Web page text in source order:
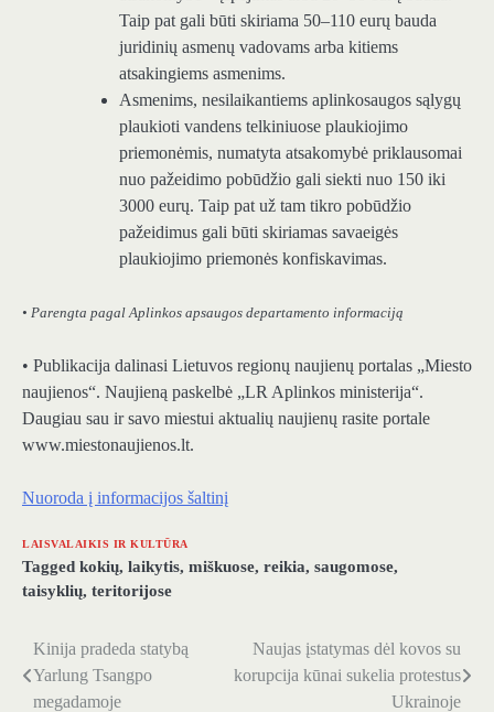
Taip pat gali būti skiriama 50–110 eurų bauda
juridinių asmenų vadovams arba kitiems
atsakingiems asmenims.
Asmenims, nesilaikantiems aplinkosaugos sąlygų
plaukioti vandens telkiniuose plaukiojimo
priemonėmis, numatyta atsakomybė priklausomai
nuo pažeidimo pobūdžio gali siekti nuo 150 iki
3000 eurų. Taip pat už tam tikro pobūdžio
pažeidimus gali būti skiriamas savaeigės
plaukiojimo priemonės konfiskavimas.
• Parengta pagal Aplinkos apsaugos departamento informaciją
• Publikacija dalinasi Lietuvos regionų naujienų portalas „Miesto
naujienos“. Naujieną paskelbė „LR Aplinkos ministerija“.
Daugiau sau ir savo miestui aktualių naujienų rasite portale
www.miestonaujienos.lt.
Nuoroda į informacijos šaltinį
LAISVALAIKIS IR KULTŪRA
Tagged kokių, laikytis, miškuose, reikia, saugomose,
taisyklių, teritorijose
Navigacija
tarp
Kinija pradeda statybą
Yarlung Tsangpo
megadamoje
Naujas įstatymas dėl kovos su
korupcija kūnai sukelia protestus
Ukrainoje